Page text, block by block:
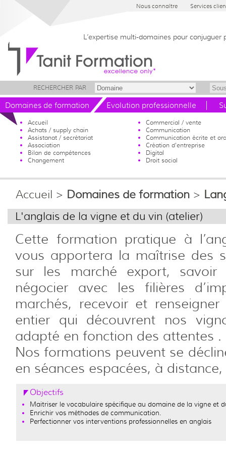
Nous connaître Services
L’expertise multi-domaines pour
RECHERCHER PAR
Domaines de formation Evolution professionnelle
Accueil
Achats / supply chain
Assistanat / secrétariat
Association
Bilan de compétences
Changement
Commercial / vente
Communication
Communication écrite et
Création d'entreprise
Digital
Droit social
Accueil > Domaines de formation >
L'anglais de la vigne et du vin (atelier)
Cette formation pratique à
vous apportera la maîtrise des
sur les marché export, savoir
négocier avec les filières
marchés, recevoir et
entier qui découvrent nos
adapté en fonction des attentes .
Nos formations peuvent se
en séances espacées, à
Objectifs
Maitriser le vocabulaire spécifique au domaine de la vigne et
Enrichir vos méthodes de communication.
Perfectionner vos interventions professionnelles en anglais